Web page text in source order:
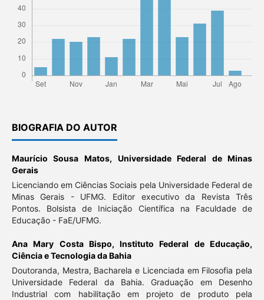
BIOGRAFIA DO AUTOR
Maurício Sousa Matos, Universidade Federal de Minas
Gerais
Licenciando em Ciências Sociais pela Universidade Federal de
Minas Gerais - UFMG. Editor executivo da Revista Três
Pontos. Bolsista de Iniciação Científica na Faculdade de
Educação - FaE/UFMG.
Ana Mary Costa Bispo,Instituto Federal de Educação,
Ciência e Tecnologia da Bahia
Doutoranda, Mestra, Bacharela e Licenciada em Filosofia pela
Universidade Federal da Bahia. Graduação em Desenho
Industrial com habilitação em projeto de produto pela